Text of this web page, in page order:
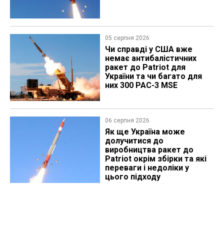
05 серпня 2026
Чи справді у США вже
немає антибалістичних
ракет до Patriot для
України та чи багато для
них 300 PAC-3 MSE
06 серпня 2026
Як ще Україна може
долучитися до
виробництва ракет до
Patriot окрім збірки та які
переваги і недоліки у
цього підходу